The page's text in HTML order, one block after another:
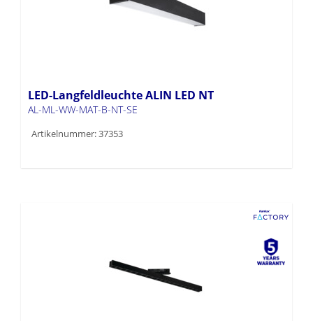
LED-Langfeldleuchte ALIN LED NT
AL-ML-WW-MAT-B-NT-SE
Artikelnummer: 37353